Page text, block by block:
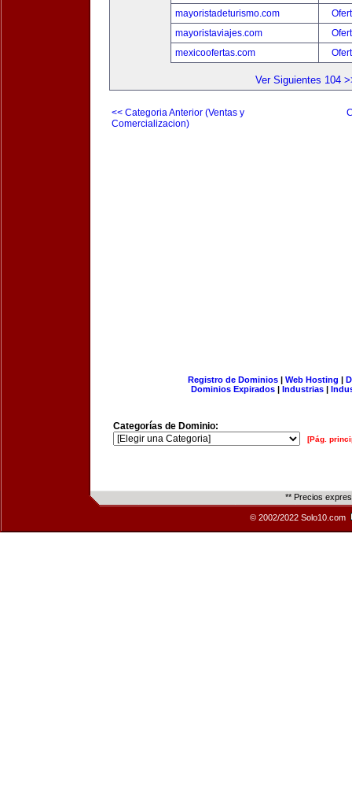
mayoristadeturismo.com
mayoristaviajes.com
mexicoofertas.com
Ver Siguientes 104
<< Categoria Anterior (Ventas y
Comercializacion)
Registro de Dominios| Web Hosting |
Dominios Expirados | Industrias |
Categorías de Dominio:
[Pág.
** Precios
© 2002/2022 Solo10.com